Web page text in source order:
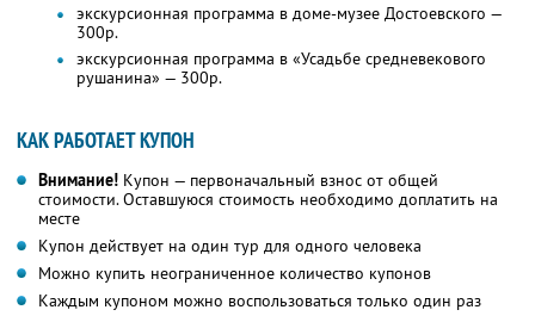
экскурсионная программа в доме-музее Достоевского —
300р.
экскурсионная программа в «Усадьбе средневекового
рушанина» — 300р.
КАК РАБОТАЕТ КУПОН
Внимание! Купон — первоначальный взнос от общей
стоимости. Оставшуюся стоимость необходимо доплатить на
месте
Купон действует на один тур для одного человека
Можно купить неограниченное количество купонов
Каждым купоном можно воспользоваться только один раз